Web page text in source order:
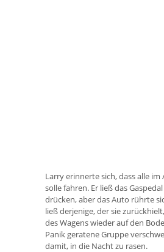
Larry erinnerte sich, dass alle im
solle fahren. Er ließ das
drücken, aber das Auto rührte
ließ derjenige, der sie
des Wagens wieder auf den
Panik geratene Gruppe
damit, in die Nacht zu rasen.